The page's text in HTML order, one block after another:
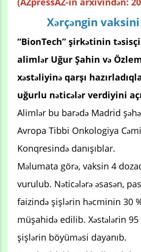
Xərçəngin vaksini
“BionTech” şirkətinin
alimlər Uğur Şahin və
xəstəliyinə qarşı
uğurlu nəticələr verdiyini
Alimlər bu barədə Madrid
Avropa Tibbi Onkologiya
Konqresində danışıblar.
Məlumata görə, vaksin 4
vurulub. Nəticələrə əsasən,
faizində şişlərin həcminin 30
müşahidə edilib. Xəstələrin
şişlərin böyüməsi dayanıb.